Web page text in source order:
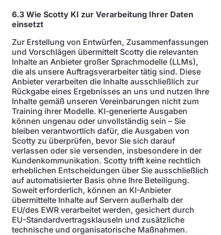
6.3 Wie Scotty KI zur Verarbeitung Ihrer Daten
einsetzt
Zur Erstellung von Entwürfen, Zusammenfassungen
und Vorschlägen übermittelt Scotty die relevanten
Inhalte an Anbieter großer Sprachmodelle (LLMs),
die als unsere Auftragsverarbeiter tätig sind. Diese
Anbieter verarbeiten die Inhalte ausschließlich zur
Rückgabe eines Ergebnisses an uns und nutzen Ihre
Inhalte gemäß unseren Vereinbarungen nicht zum
Training ihrer Modelle. KI-generierte Ausgaben
können ungenau oder unvollständig sein – Sie
bleiben verantwortlich dafür, die Ausgaben von
Scotty zu überprüfen, bevor Sie sich darauf
verlassen oder sie versenden, insbesondere in der
Kundenkommunikation. Scotty trifft keine rechtlich
erheblichen Entscheidungen über Sie ausschließlich
auf automatisierter Basis ohne Ihre Beteiligung.
Soweit erforderlich, können an KI-Anbieter
übermittelte Inhalte auf Servern außerhalb der
EU/des EWR verarbeitet werden, gesichert durch
EU-Standardvertragsklauseln und zusätzliche
technische und organisatorische Maßnahmen.